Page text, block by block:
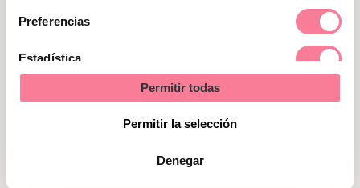
Preferencias
Estadística
Permitir todas
Permitir la selección
Denegar
Calidad asegurada
Estas imprentas brindan al usuario
fotográfico utilizado y una tecnología de
impresión concreta, de modo que la